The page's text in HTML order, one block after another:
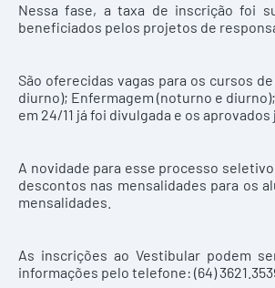
Nessa fase, a taxa de inscrição foi
beneficiados pelos projetos de
São oferecidas vagas para os cursos
diurno); Enfermagem (noturno e
em 24/11 já foi divulgada e os
A novidade para esse processo
descontos nas mensalidades para os
mensalidades.
As inscrições ao Vestibular podem
informações pelo telefone: (64)